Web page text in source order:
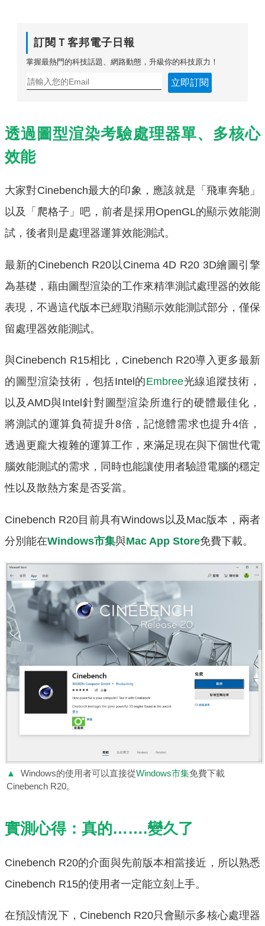
訂閱Ｔ客邦電子日報
掌握最熱門的科技話題、網路動態，升級你的科技原力！
立即訂閱
透過圖型渲染考驗處理器單、多核心
效能
大家對Cinebench最大的印象，應該就是「飛車奔馳」
以及「爬格子」吧，前者是採用OpenGL的顯示效能測
試，後者則是處理器運算效能測試。
最新的Cinebench R20以Cinema 4D R20 3D繪圖引擎
為基礎，藉由圖型渲染的工作來精準測試處理器的效能
表現，不過這代版本已經取消顯示效能測試部分，僅保
留處理器效能測試。
與Cinebench R15相比，Cinebench R20導入更多最新
的圖型渲染技術，包括Intel的Embree光線追蹤技術，
以及AMD與Intel針對圖型渲染所進行的硬體最佳化，
將測試的運算負荷提升8倍，記憶體需求也提升4倍，
透過更龐大複雜的運算工作，來滿足現在與下個世代電
腦效能測試的需求，同時也能讓使用者驗證電腦的穩定
性以及散熱方案是否妥當。
Cinebench R20目前具有Windows以及Mac版本，兩者
分別能在Windows市集與Mac App Store免費下載。
▲ Windows的使用者可以直接從Windows市集免費下載
Cinebench R20。
實測心得：真的…….變久了
Cinebench R20的介面與先前版本相當接近，所以熟悉
Cinebench R15的使用者一定能立刻上手。
在預設情況下，Cinebench R20只會顯示多核心處理器